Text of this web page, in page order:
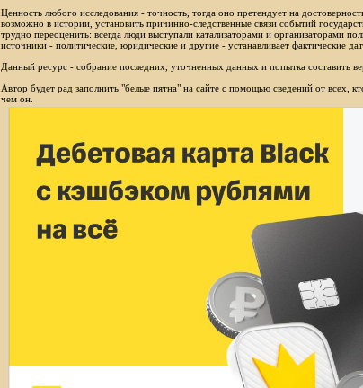
Ценность любого исследования - точность, тогда оно претендует на
возможно в истории, установить причинно-следственные связи событий
трудно переоценить: всегда люди выступали катализаторами и организаторами
источники - политические, юридические и другие - устанавливает фактические
Данный ресурс - собрание последних, уточненных данных и попытка составить
Автор будет рад заполнить "белые пятна" на сайте с помощью сведений от всех,
чем он.